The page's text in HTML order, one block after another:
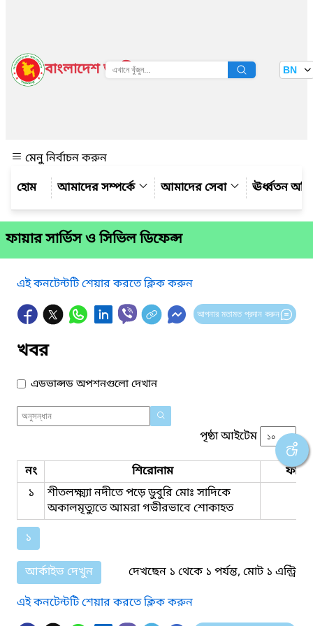
বাংলাদেশ জাতীয় তথ্য বাতায়ন BN
মেনু নির্বাচন করুন
আমাদের সম্পর্কে
আমাদের সেবা ঊর্ধ্বতন
ফায়ার সার্ভিস ও সিভিল ডিফেন্স
এই কনটেন্টটি শেয়ার করতে ক্লিক করুন
আপনার মতামত প্রদান করুন
খবর
এডভান্সড অপশনগুলো দেখান
পৃষ্ঠা আইটেম
নং শিরোনাম
ফাইল
১
শীতলক্ষ্ম্যা নদীতে পড়ে ডুবুরি মোঃ সাদিকে
অকালমৃত্যুতে আমরা গভীরভাবে শোকাহত
১
আর্কাইভ দেখুন
দেখছেন ১ থেকে ১ পর্যন্ত, মোট ১ এন্ট্রি
এই কনটেন্টটি শেয়ার করতে ক্লিক করুন